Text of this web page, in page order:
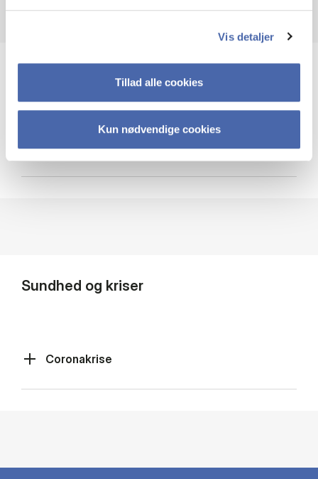
Vis detaljer
Tillad alle cookies
Kun nødvendige cookies
Cybersikkerhed
Sundhed og kriser
Coronakrise